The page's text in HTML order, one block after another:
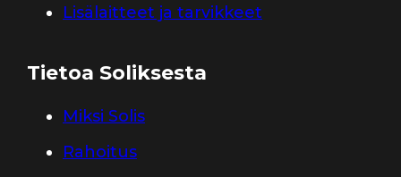
Lisälaitteet ja tarvikkeet
Tietoa Soliksesta
Miksi Solis
Rahoitus